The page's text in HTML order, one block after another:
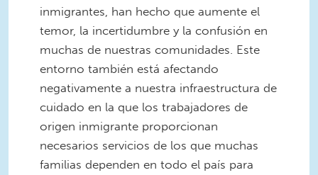
inmigrantes, han hecho que aumente el
temor, la incertidumbre y la confusión en
muchas de nuestras comunidades. Este
entorno también está afectando
negativamente a nuestra infraestructura de
cuidado en la que los trabajadores de
origen inmigrante proporcionan
necesarios servicios de los que muchas
familias dependen en todo el país para